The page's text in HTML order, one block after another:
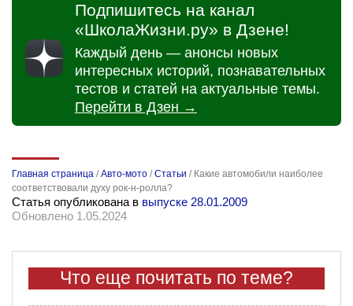
Подпишитесь на канал
«ШколаЖизни.ру» в Дзене!
Каждый день — анонсы новых
интересных историй, познавательных
тестов и статей на актуальные темы.
Перейти в Дзен →
Главная страница /Авто-мото /Статьи / Какие автомобили наиболее
соответствовали духу рок-н-ролла?
Статья опубликована в выпуске 28.01.2009
Обновлено 1.05.2024
Что еще почитать по теме?